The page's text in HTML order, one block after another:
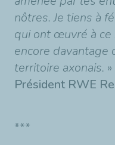
nôtres. Je tiens à
qui ont œuvré à ce
encore davantage
territoire axonais. »
Président RWE
***